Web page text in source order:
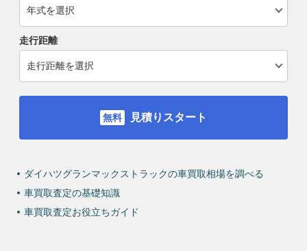
走行距離
見積りスタート
ダイハツグランマックストラックの車買取相場を調べる
車買取査定の基礎知識
車買取査定お役立ちガイド